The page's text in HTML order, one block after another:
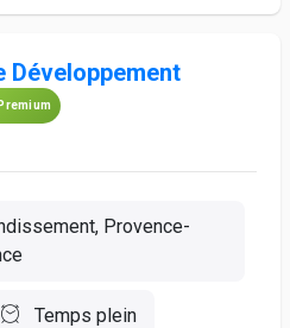
Développement
Premium
Provence-
Temps plein